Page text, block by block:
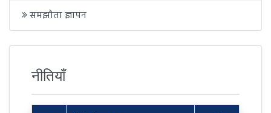
समझौता ज्ञापन
नीतियाँ